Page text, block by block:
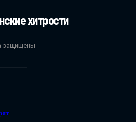
хитрости
защищены